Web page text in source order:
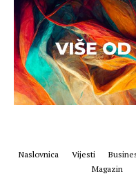
Naslovnica Vijesti
Magazin